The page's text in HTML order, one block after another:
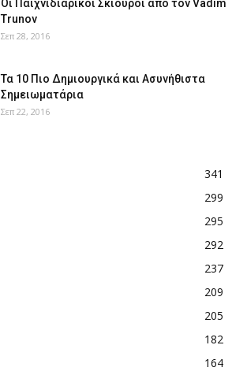
Οι Παιχνιδιάρικοι Σκίουροι από τον Vadim
Trunov
Σεπ 28, 2016
Τα 10 Πιο Δημιουργικά και Ασυνήθιστα
Σημειωματάρια
Σεπ 22, 2016
341
299
295
292
237
209
205
182
164